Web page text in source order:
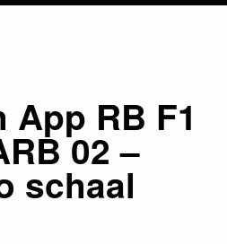
App RB F1
02 –
schaal